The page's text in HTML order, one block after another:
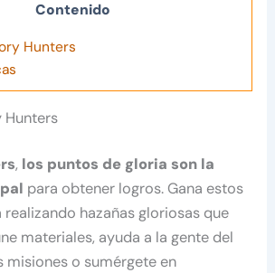
Contenido
Hunters
Hunters
, los puntos de gloria son la
para obtener logros. Gana estos
hazañas gloriosas que
materiales, ayuda a la gente del
misiones o sumérgete en